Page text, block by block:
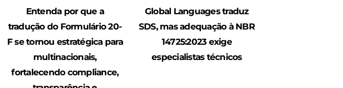
Entenda por que a
tradução do Formulário 20-
F se tornou estratégica para
multinacionais,
fortalecendo compliance,
Global Languages traduz
SDS, mas adequação à NBR
14725:2023 exige
especialistas técnicos